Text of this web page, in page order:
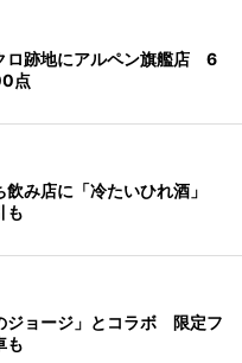
ロ跡地にアルペン旗艦店 6
点
飲み店に「冷たいひれ酒」
も
ジョージ」とコラボ 限定フ
も